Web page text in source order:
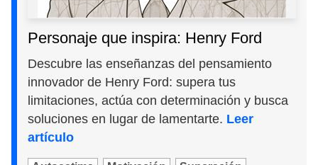
Personaje que inspira: Henry Ford
Descubre las enseñanzas del pensamiento
innovador de Henry Ford: supera tus
limitaciones, actúa con determinación y busca
soluciones en lugar de lamentarte. Leer
artículo